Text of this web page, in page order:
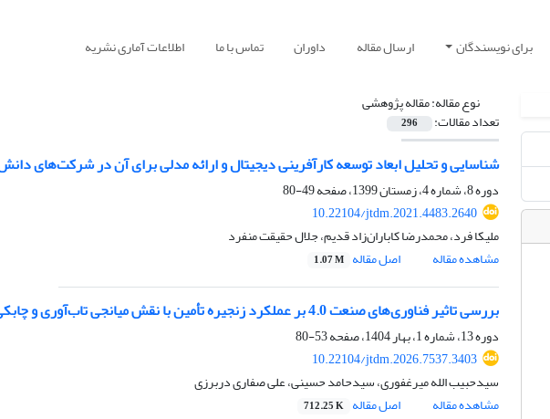
برای نویسندگان ارسال مقاله داوران تماس با ما اطلاعات آماری نشریه
نوع مقاله:مقاله پژوهشی
تعداد مقالات: 296
شناسایی و تحلیل ابعاد توسعه کارآفرینی دیجیتال و ارائه مدلی برای آن در شرکت‌های
دوره 8، شماره 4، زمستان 1399، صفحه
49-80
10.22104/jtdm.2021.4483.2640
ملیکا فرد، محمدرضا کاباران‌زاد قدیم، جلال حقیقت منفرد
مشاهده مقاله
اصل مقاله 1.07 M
بررسی تاثیر فناوری‌های صنعت 4.0 بر عملکرد زنجیره تأمین با نقش میانجی تاب‌آوری و چابکی در شرکت‌های کوچک و متوسط شهرک صنعتی یزد
دوره 13، شماره 1، بهار 1404، صفحه
53-80
10.22104/jtdm.2026.7537.3403
سیدحبیب الله میرغفوری، سیدحامد حسینی، علی صفاری دربرزی
مشاهده مقاله
اصل مقاله 712.25 K